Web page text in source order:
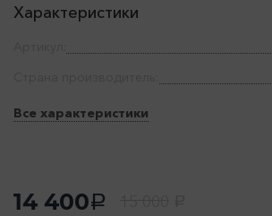
Характеристики
Все характеристики
14 400a